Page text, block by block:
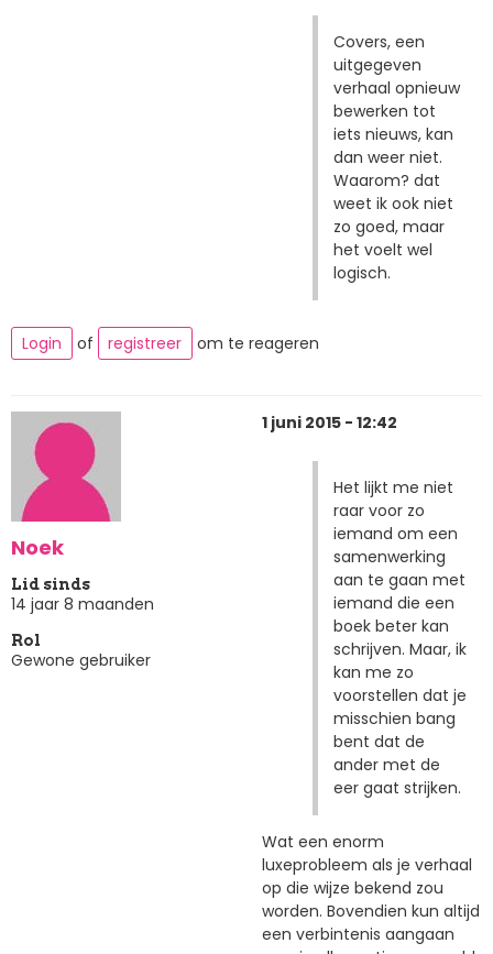
Covers, een
uitgegeven
verhaal opnieuw
bewerken tot
iets nieuws, kan
dan weer niet.
Waarom? dat
weet ik ook niet
zo goed, maar
het voelt wel
logisch.
Login of registreer om te reageren
Noek
Lid sinds
14 jaar 8 maanden
Rol
Gewone gebruiker
1 juni 2015 - 12:42
Het lijkt me niet
raar voor zo
iemand om een
samenwerking
aan te gaan met
iemand die een
boek beter kan
schrijven. Maar, ik
kan me zo
voorstellen dat je
misschien bang
bent dat de
ander met de
eer gaat strijken.
Wat een enorm
luxeprobleem als je verhaal
op die wijze bekend zou
worden. Bovendien kun altijd
een verbintenis aangaan